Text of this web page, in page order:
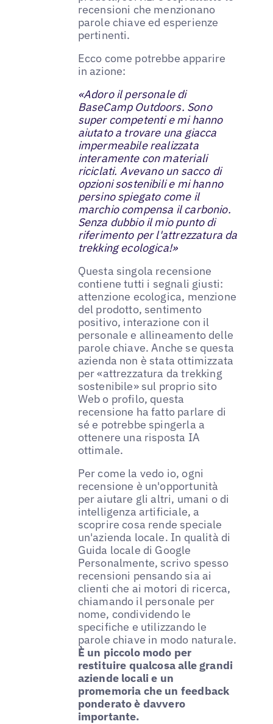
recensioni che menzionano
parole chiave ed esperienze
pertinenti.
Ecco come potrebbe apparire
in azione:
«Adoro il personale di
BaseCamp Outdoors. Sono
super competenti e mi hanno
aiutato a trovare una giacca
impermeabile realizzata
interamente con materiali
riciclati. Avevano un sacco di
opzioni sostenibili e mi hanno
persino spiegato come il
marchio compensa il carbonio.
Senza dubbio il mio punto di
riferimento per l'attrezzatura da
trekking ecologica!»
Questa singola recensione
contiene tutti i segnali giusti:
attenzione ecologica, menzione
del prodotto, sentimento
positivo, interazione con il
personale e allineamento delle
parole chiave. Anche se questa
azienda non è stata ottimizzata
per «attrezzatura da trekking
sostenibile» sul proprio sito
Web o profilo, questa
recensione ha fatto parlare di
sé e potrebbe spingerla a
ottenere una risposta IA
ottimale.
Per come la vedo io, ogni
recensione è un'opportunità
per aiutare gli altri, umani o di
intelligenza artificiale, a
scoprire cosa rende speciale
un'azienda locale. In qualità di
Guida locale di Google
Personalmente, scrivo spesso
recensioni pensando sia ai
clienti che ai motori di ricerca,
chiamando il personale per
nome, condividendo le
specifiche e utilizzando le
parole chiave in modo naturale.
È un piccolo modo per
restituire qualcosa alle grandi
aziende locali e un
promemoria che un feedback
ponderato è davvero
importante.